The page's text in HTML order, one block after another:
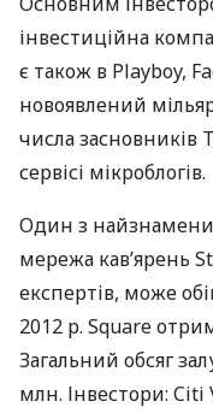
інвестиційна
є також в Playboy,
новоявлений
числа засновників
сервісі мікроблогів.
Один з
мережа кав’ярень
експертів, може
2012 р. Square
Загальний обсяг
млн. Інвестори: